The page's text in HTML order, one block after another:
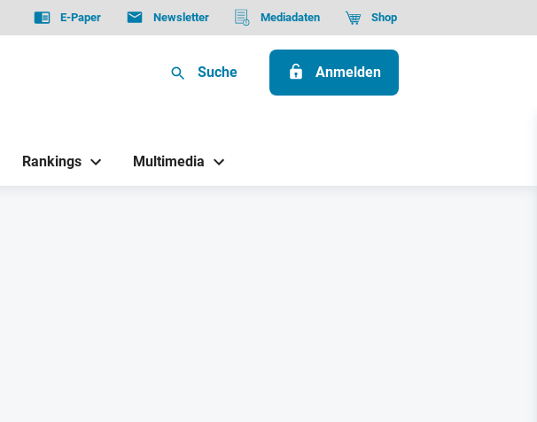
E-Paper Newsletter Mediadaten Shop
Suche Anmelden
Rankings Multimedia